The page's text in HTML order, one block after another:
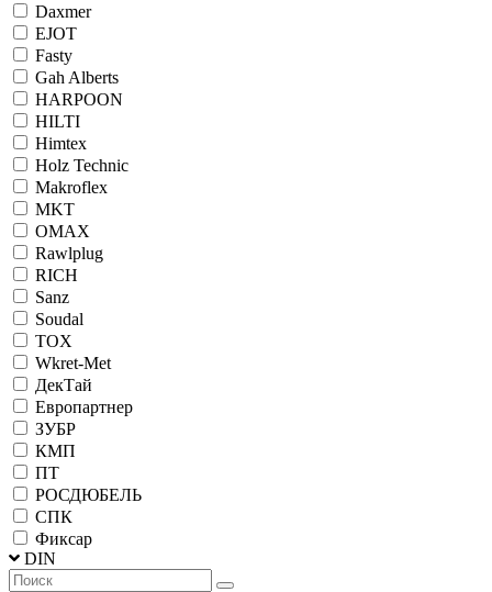
Daxmer
EJOT
Fasty
Gah Alberts
HARPOON
HILTI
Himtex
Holz Technic
Makroflex
MKT
OMAX
Rawlplug
RICH
Sanz
Soudal
TOX
Wkret-Met
ДекТай
Европартнер
ЗУБР
КМП
ПТ
РОСДЮБЕЛЬ
СПК
Фиксар
DIN